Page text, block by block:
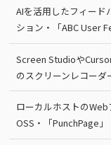
AIを活用したフィード
ション・「ABC User
Screen Studioや
のスクリーンレコーダ
ローカルホストの
OSS・「PunchPage」